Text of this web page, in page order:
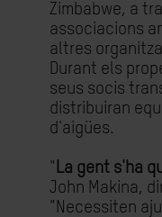
Zimbabwe, a
associacions
altres
Durant els
seus socis
distribuiran
d'aigües.
" La gent s'ha
John Makina,
"Necessiten